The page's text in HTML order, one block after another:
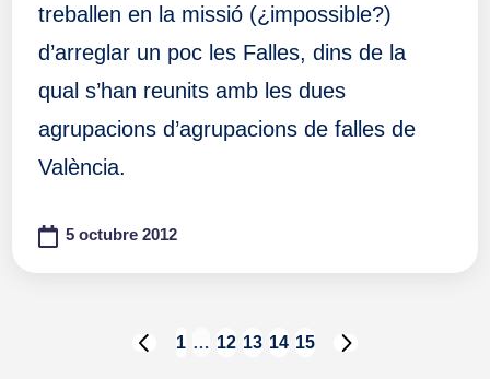
treballen en la missió (¿impossible?)
d’arreglar un poc les Falles, dins de la
qual s’han reunits amb les dues
agrupacions d’agrupacions de falles de
València.
5 octubre 2012
Paginación
PÁGINA
1 … 12 13 14 15